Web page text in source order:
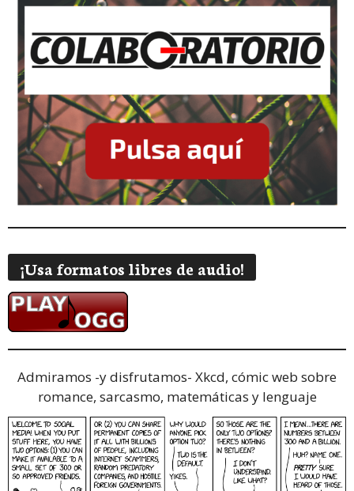
¡Usa formatos libres de audio!
Admiramos -y disfrutamos- Xkcd, cómic web sobre
romance, sarcasmo, matemáticas y lenguaje